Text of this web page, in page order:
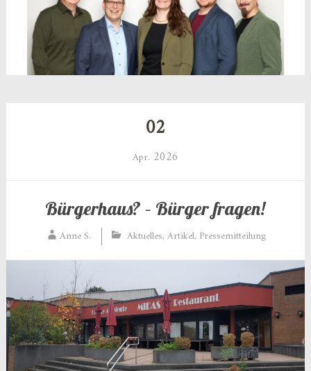
02
Apr. 2026
Bürgerhaus? – Bürger fragen!
Anne S. Aktuelles,Artikel, Pressemitteilung